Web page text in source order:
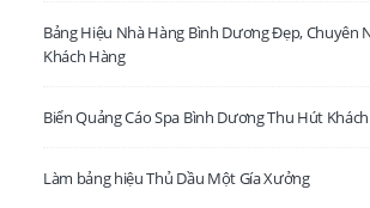
Bảng Hiệu Nhà Hàng Bình Dương Đẹp, Chuyên
Khách Hàng
Biển Quảng Cáo Spa Bình Dương Thu Hút
Làm bảng hiệu Thủ Dầu Một Gía Xưởng
Văn Phòng: VP: 80 Dương Quảng Hàm, P. 8, Q.